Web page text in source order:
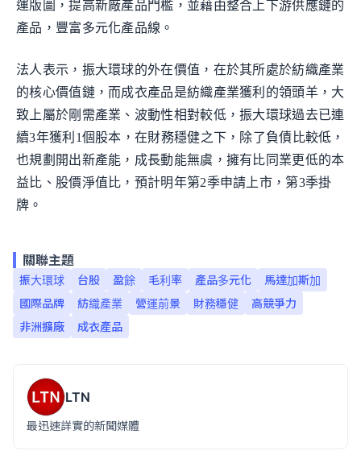
運版圖，提高新廠產品門檻，並藉由整合上下游供應鏈的
產品，豐富多元化產品線。
法人表示，振大環球的外在價值，在於其所處於紡織產業
的核心價值鏈，而成衣產品是紡織產業獲利的領頭羊，大
致上屬於剛需產業、波動性相對較低，振大環球過去已連
續3年獲利1個股本，在財務穩健之下，除了負債比較低，
也規劃開出新產能，成長動能無虞，擁有比同業更低的本
益比、股價淨值比，預計明年第2季申請上市，第3季掛
牌。
關聯主題
振大環球 台股 盈餘 毛利率 產品多元化
馬達加斯加
國際品牌
紡織產業 營運前景 財務穩健
高競爭力
非洲擴廠
成衣產品
LTN
最迅速詳實的新聞媒體